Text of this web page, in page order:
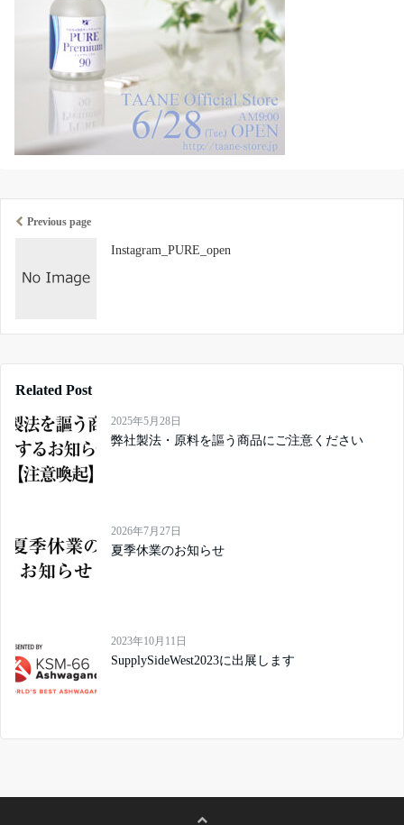
Previous page
Instagram_PURE_open
Related Post
2025年5月28日
弊社製法・原料を謳う商品にご注意ください
2026年7月27日
夏季休業のお知らせ
2023年10月11日
SupplySideWest2023に出展します